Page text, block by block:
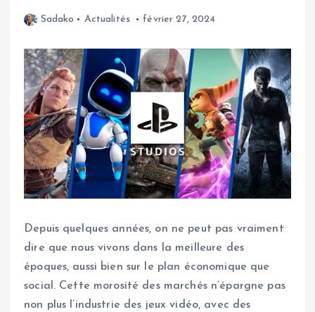
Sadako Actualités février 27, 2024
Depuis quelques années, on ne peut pas vraiment
dire que nous vivons dans la meilleure des
époques, aussi bien sur le plan économique que
social. Cette morosité des marchés n’épargne pas
non plus l’industrie des jeux vidéo, avec des